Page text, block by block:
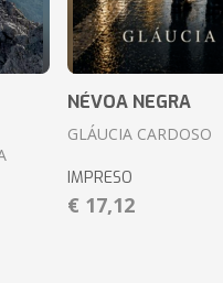
NÉVOA NEGRA
GLÁUCIA CARDOSO
IMPRESO
€ 17,12